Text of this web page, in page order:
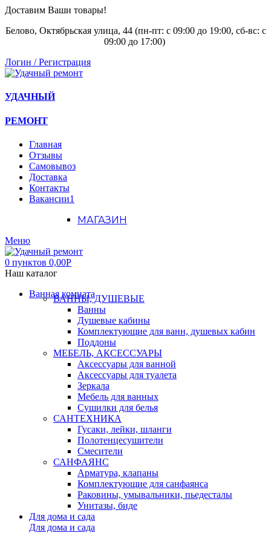
Доставим Ваши товары!
Белово, Октябрьская улица, 44 (пн-пт: с 09:00 до 19:00, сб-вс: с
09:00 до 17:00)
Логин / Регистрация
УДАЧНЫЙ
РЕМОНТ
Главная
Отзывы
Самовывоз
Доставка
Контакты
Вакансии1
МАГАЗИН
Меню
0 пунктов 0,00Р
Наш каталог
Ванная комната
ВАННЫ, ДУШЕВЫЕ
Ванны
Душевые кабины
Комплектующие для ванн, душевых кабин
Поддоны
МЕБЕЛЬ, АКСЕССУАРЫ
Аксессуары для ванной
Аксессуары для туалета
Зеркала
Мебель для ванных
Сушилки для белья
САНТЕХНИКА
Гусаки, лейки, шланги
Полотенцесушители
Смесители
САНФАЯНС
Арматура, клапаны
Комплектующие для санфаянса
Раковины, умывальники, пьедесталы
Унитазы, биде
Для дома и сада
Для дома и сада